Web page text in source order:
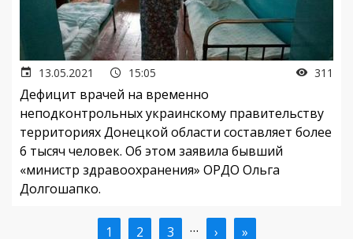
13.05.2021 15:05 311
Дефицит врачей на временно
неподконтрольных украинскому правительству
территориях Донецкой области составляет более
6 тысяч человек. Об этом заявила бывший
«министр здравоохранения» ОРДО Ольга
Долгошапко.
Текущая
1 Страница
2 Страница
3 … Следующая
› Последняя
»